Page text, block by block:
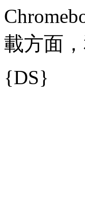
載方面
{DS}